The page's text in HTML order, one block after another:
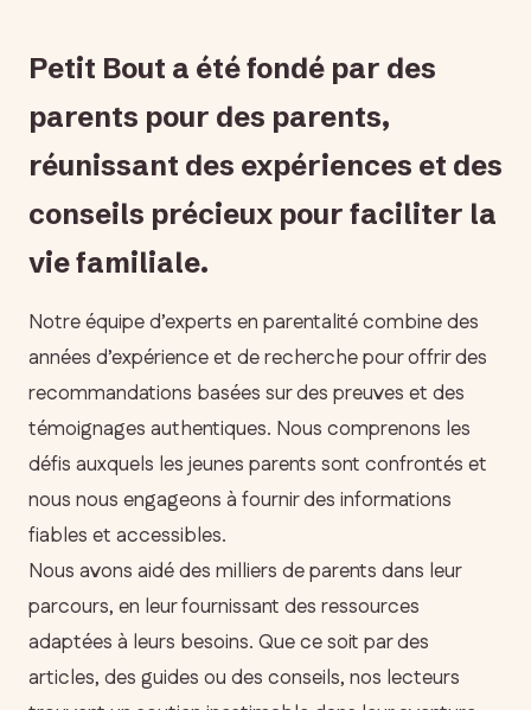
Petit Bout a été fondé par des
parents pour des parents,
réunissant des expériences et des
conseils précieux pour faciliter la
vie familiale.
Notre équipe d’experts en parentalité combine des
années d’expérience et de recherche pour offrir des
recommandations basées sur des preuves et des
témoignages authentiques. Nous comprenons les
défis auxquels les jeunes parents sont confrontés et
nous nous engageons à fournir des informations
fiables et accessibles.
Nous avons aidé des milliers de parents dans leur
parcours, en leur fournissant des ressources
adaptées à leurs besoins. Que ce soit par des
articles, des guides ou des conseils, nos lecteurs